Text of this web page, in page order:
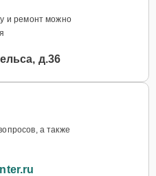
и ремонт можно
д.36
а также